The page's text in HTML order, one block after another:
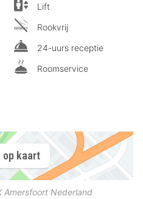
Lift
Rookvrij
24-uurs receptie
Roomservice
op kaart
Amersfoort Nederland